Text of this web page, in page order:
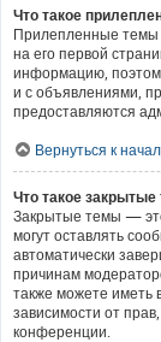
Что такое
Прилепленные темы
на его первой
информацию,
и с объявлениями,
предоставляются
Вернуться к
Что такое
Закрытые темы —
могут оставлять
автоматически
причинам
также можете иметь
зависимости от
конференции.